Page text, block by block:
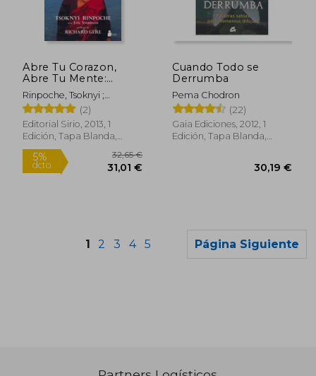
5% 5%
Abre Tu Corazon,
Abre Tu Mente:
Despertar al Poder
del Amor
Rinpoche, Tsoknyi ;
Swanson, Eric(2)
Editorial Sirio, 2013, 1
Edición, Tapa Blanda,
Nuevo
Cuando Todo se
Derrumba
Pema Chodron
(22)
Gaia Ediciones, 2012, 1
Edición, Tapa Blanda,
1 2 3 4 5 Página Siguiente